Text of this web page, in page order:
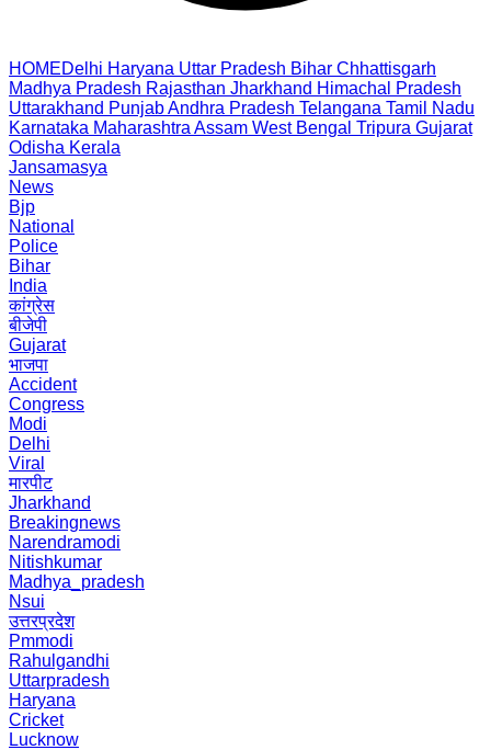
HOMEDelhi Haryana Uttar Pradesh Bihar Chhattisgarh
Madhya Pradesh Rajasthan Jharkhand Himachal Pradesh
Uttarakhand PunjabAndhra Pradesh Telangana Tamil Nadu
Karnataka Maharashtra Assam West Bengal Tripura Gujarat
Odisha Kerala
Jansamasya
News
Bjp
National
Police
Bihar
India
कांग्रेस
बीजेपी
Gujarat
भाजपा
Accident
Congress
Modi
Delhi
Viral
मारपीट
Jharkhand
Breakingnews
Narendramodi
Nitishkumar
Madhya_pradesh
Nsui
उत्तरप्रदेश
Pmmodi
Rahulgandhi
Uttarpradesh
Haryana
Cricket
Lucknow